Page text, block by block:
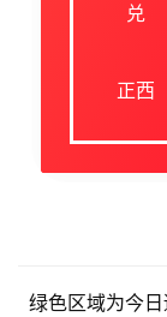
兑
正西
绿色区域为今日